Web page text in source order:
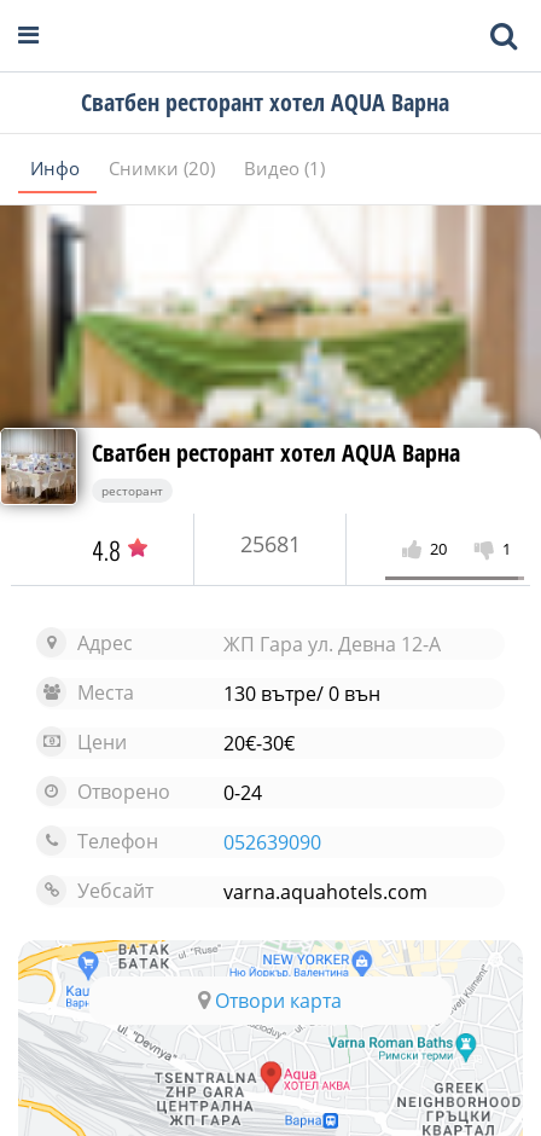
Сватбен ресторант хотел AQUA Варна
Инфо Снимки (20) Видео (1)
Сватбен ресторант хотел AQUA Варна
ресторант
4.8 25681 20 1
Адрес
ЖП Гара ул. Девна 12-А
Места
130 вътре/ 0 вън
Цени
20€-30€
Отворено
0-24
Телефон
052639090
Уебсайт
varna.aquahotels.com
Отвори карта